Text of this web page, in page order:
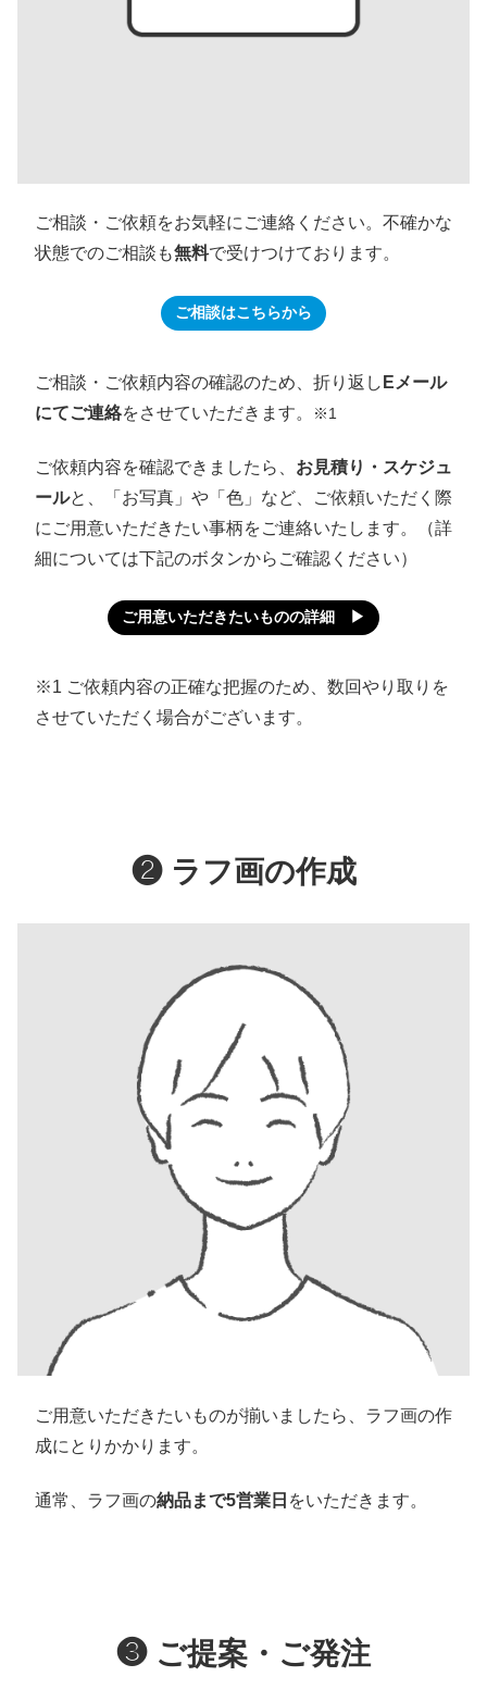
ご相談・ご依頼をお気軽にご連絡ください。不確かな
状態でのご相談も無料で受けつけております。
ご相談はこちらから
ご相談・ご依頼内容の確認のため、折り返し Eメール
にてご連絡をさせていただきます。 ※1
ご依頼内容を確認できましたら、 お見積り・スケジュ
ールと、「お写真」や「色」など、ご依頼いただく際
にご用意いただきたい事柄をご連絡いたします。（詳
細については下記のボタンからご確認ください）
ご用意いただきたいものの詳細 ▶
※1 ご依頼内容の正確な把握のため、数回やり取りを
させていただく場合がございます。
❷ ラフ画の作成
ご用意いただきたいものが揃いましたら、ラフ画の作
成にとりかかります。
通常、ラフ画の納品まで5営業日 をいただきます。
❸ ご提案・ご発注